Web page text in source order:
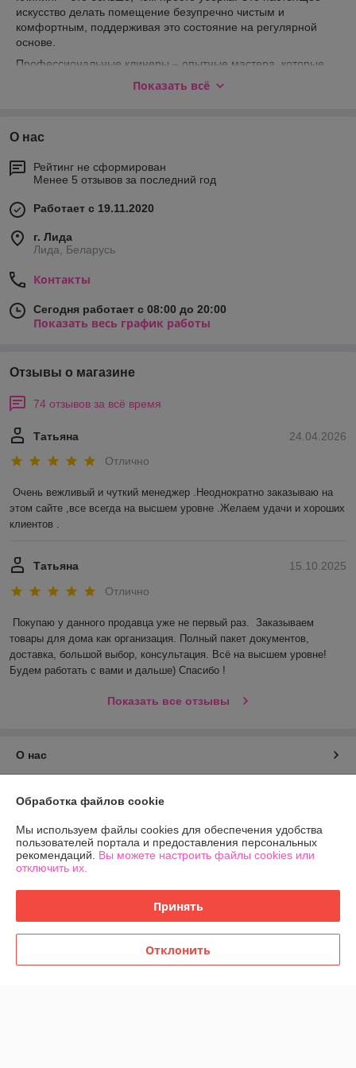
искусство делать помещение безупречно чистым и
комфортным, поддерживая это состояние на регулярной
основе.
Профессиональные клинеры – опытные мастера, которые
обеспечат невероятную чистоту и свежесть помещений,
освободив вас от забот и утомления. При этом специалисты
Заказ клининговых услуг – это инвестиция в ваше время,
здоровье и комфорт.
Показать всё
О нас
Рейтинг не сформирован
Менее 5 отзывов за последний год
Работает с 19.11.2020
г. Лида
Лида, Беларусь
Контакты
Сегодня работает с 08:00 до 20:00
Показать весь график работы
Отзывы о магазине
74 отзывов за всё время
24.04.2026
Татьяна
Отлично
Очень вежливый и чуткий менеджер .Неоднократно заказываю на
этом сайте ,все всегда на высшем уровне .Желаем удачи и хороших
клиентов .
15.10.2025
Татьяна
Отлично
Покупаю у данного продавца уже не первый раз.  Заказываем
товары для дома как организация. Полный пакет документов,
доставка, большой выбор, консультация. Всё на высшем уровне!
Будем работать с вами и дальше) Спасибо !
Показать все отзывы
О нас
Доставка и оплата
График работы
Обработка файлов cookie
Мы используем файлы cookies для обеспечения удобства
пользователей портала и предоставления персональных
рекомендаций. Вы можете настроить файлы cookies или
отключить их.
Принять
Отклонить